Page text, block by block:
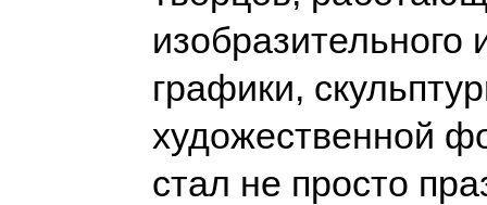
изобразительного
графики,
художественной
стал не просто